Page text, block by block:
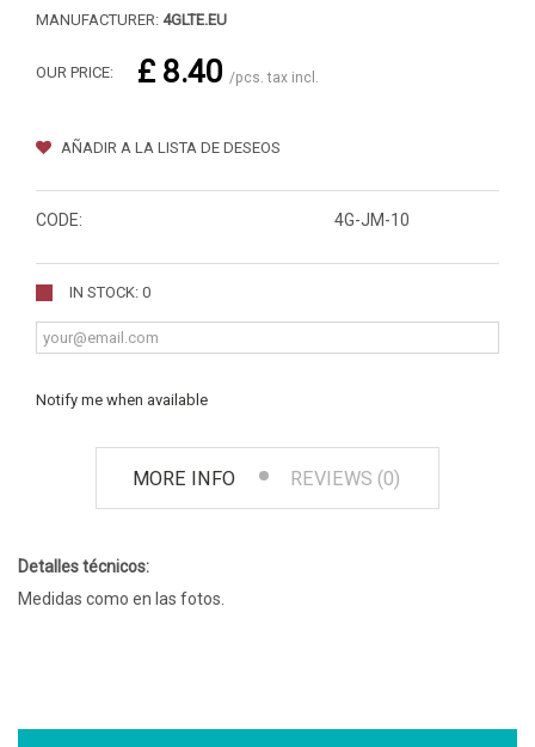
MANUFACTURER: 4GLTE.EU
OUR PRICE: £ 8.40 /pcs. tax incl.
AÑADIR A LA LISTA DE DESEOS
CODE: 4G-JM-10
IN STOCK: 0
Notify me when available
MORE INFO REVIEWS (0)
Detalles técnicos:
Medidas como en las fotos.